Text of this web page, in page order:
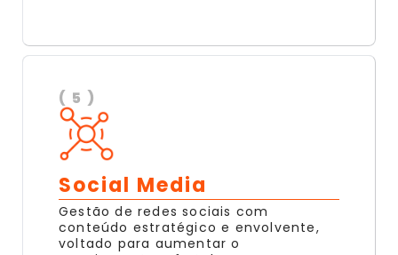
( 5 )
Social Media
Gestão de redes sociais com
conteúdo estratégico e envolvente,
voltado para aumentar o